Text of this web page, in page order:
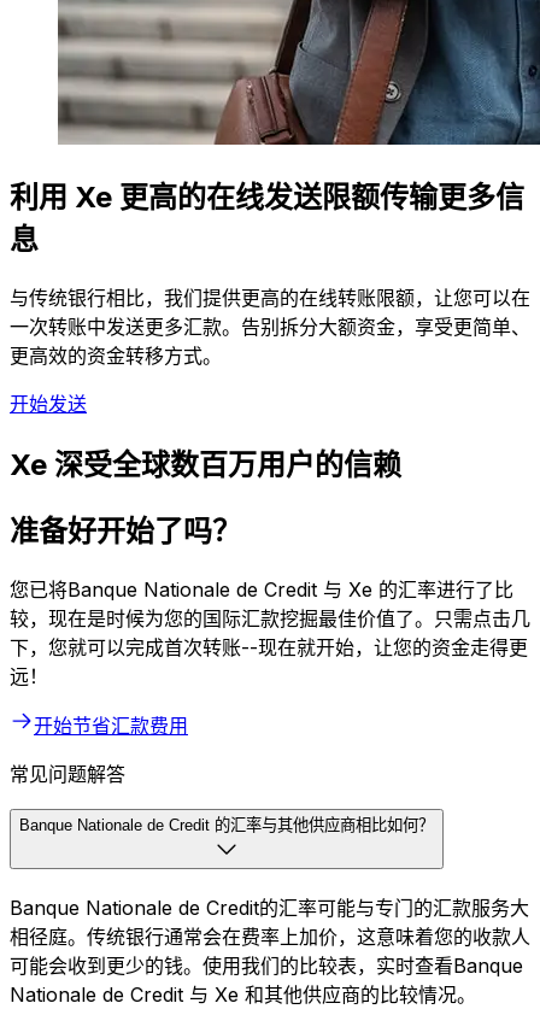
利用 Xe 更高的在线发送限额传输更多信
息
与传统银行相比，我们提供更高的在线转账限额，让您可以在
一次转账中发送更多汇款。告别拆分大额资金，享受更简单、
更高效的资金转移方式。
开始发送
Xe 深受全球数百万用户的信赖
准备好开始了吗？
您已将Banque Nationale de Credit 与 Xe 的汇率进行了比
较，现在是时候为您的国际汇款挖掘最佳价值了。只需点击几
下，您就可以完成首次转账--现在就开始，让您的资金走得更
远！
开始节省汇款费用
常见问题解答
Banque Nationale de Credit 的汇率与其他供应商相比如何？
Banque Nationale de Credit的汇率可能与专门的汇款服务大
相径庭。传统银行通常会在费率上加价，这意味着您的收款人
可能会收到更少的钱。使用我们的比较表，实时查看Banque
Nationale de Credit 与 Xe 和其他供应商的比较情况。